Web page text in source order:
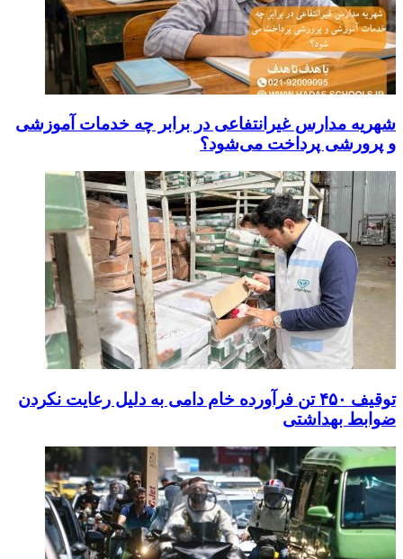
شهریه مدارس غیرانتفاعی در برابر چه خدمات آموزشی
و پرورشی پرداخت می‌شود؟
توقیف ۴۵۰ تن فرآورده خام دامی به دلیل رعایت نکردن
ضوابط بهداشتی